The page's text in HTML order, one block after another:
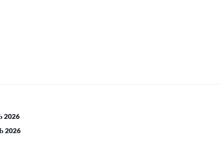
2026